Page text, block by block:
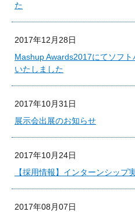
た
2017年12月28日
Mashup Awards2017にてソフ
いたしました
2017年10月31日
展示会出展のお知らせ
2017年10月24日
【採用情報】インターンシップ
2017年08月07日